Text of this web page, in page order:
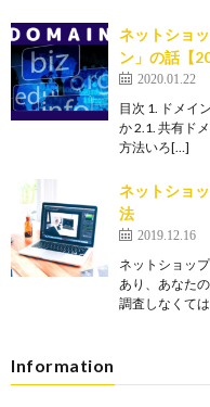
ネットショ
ン」の話【
2020.01.22
目次 1. ドメイ
か 2.1. 共有ド
方法いろ[…]
ネットショ
法
2019.12.16
ネットショッ
あり、あなた
調査しなくて
Information